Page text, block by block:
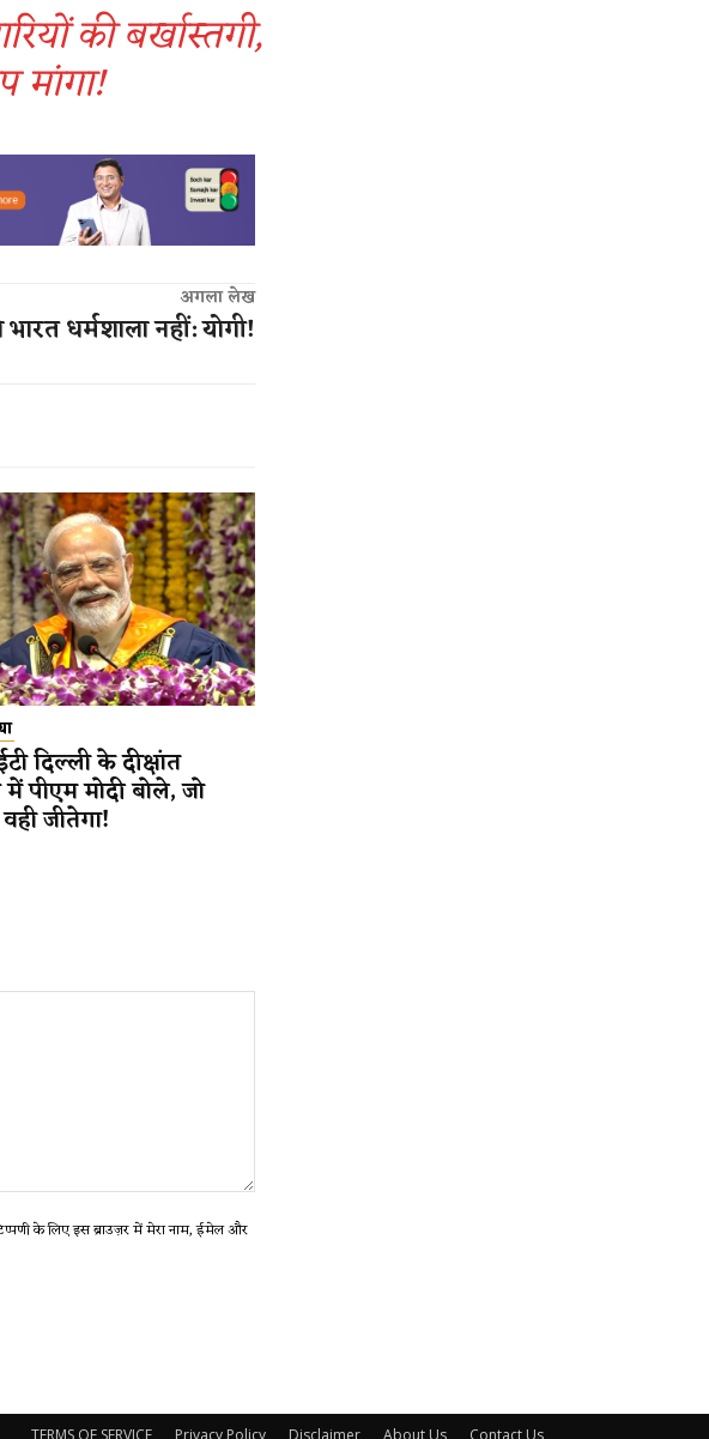
की बर्खास्तगी,
मांगा!
अगला लेख
भारत धर्मशाला नहीं: योगी!
दिल्ली के दीक्षांत
में पीएम मोदी बोले, जो
जीतेगा!
के लिए इस ब्राउज़र में मेरा नाम, ईमेल और
TERMS OF SERVICE Privacy Policy Disclaimer About Us Contact Us